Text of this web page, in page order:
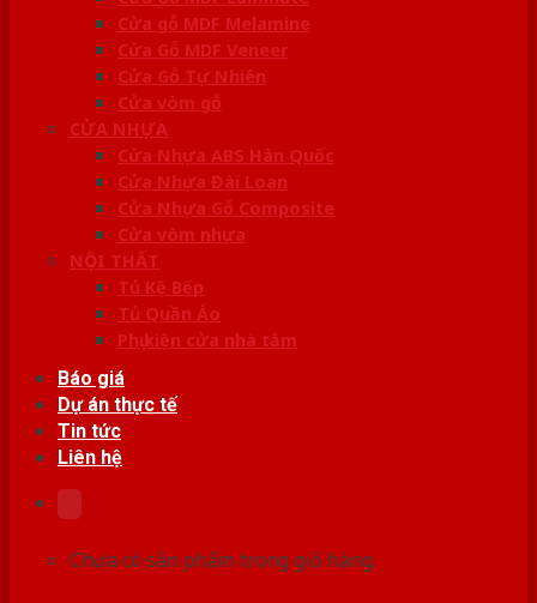
Cửa gỗ MDF Melamine
Cửa Gỗ MDF Veneer
Cửa Gỗ Tự Nhiên
Cửa vòm gỗ
CỬA NHỰA
Cửa Nhựa ABS Hàn Quốc
Cửa Nhựa Đài Loan
Cửa Nhựa Gỗ Composite
Cửa vòm nhựa
NỘI THẤT
Tủ Kệ Bếp
Tủ Quần Áo
Phụ kiện cửa nhà tắm
Báo giá
Dự án thực tế
Tin tức
Liên hệ
Chưa có sản phẩm trong giỏ hàng.